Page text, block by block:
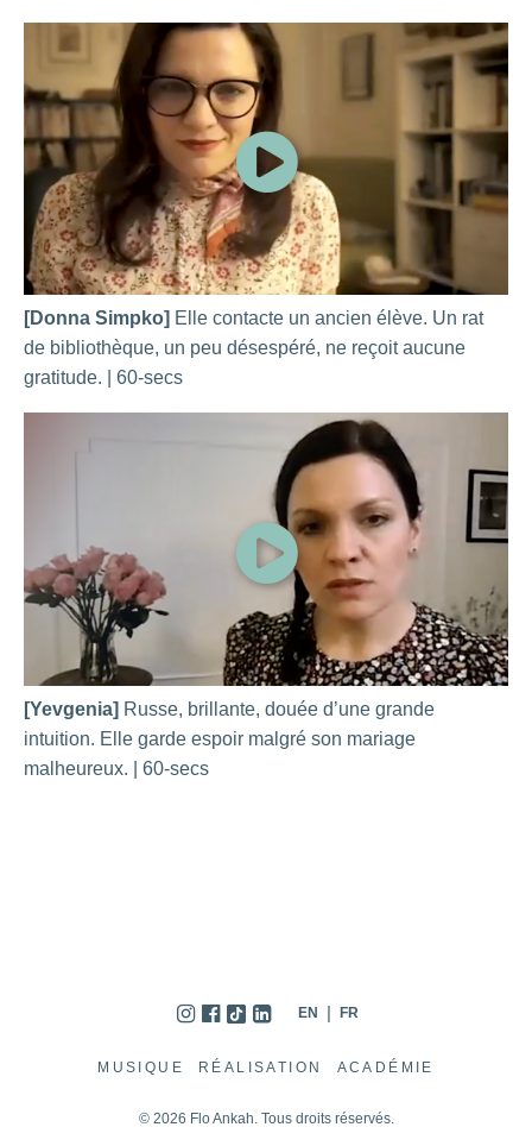
[Donna Simpko] Elle contacte un ancien élève. Un rat
de bibliothèque, un peu désespéré, ne reçoit aucune
gratitude. | 60-secs
[Yevgenia] Russe, brillante, douée d’une grande
intuition. Elle garde espoir malgré son mariage
malheureux. | 60-secs
© 2026 Flo Ankah. Tous droits réservés.
EN FR
MUSIQUE RÉALISATION ACADÉMIE